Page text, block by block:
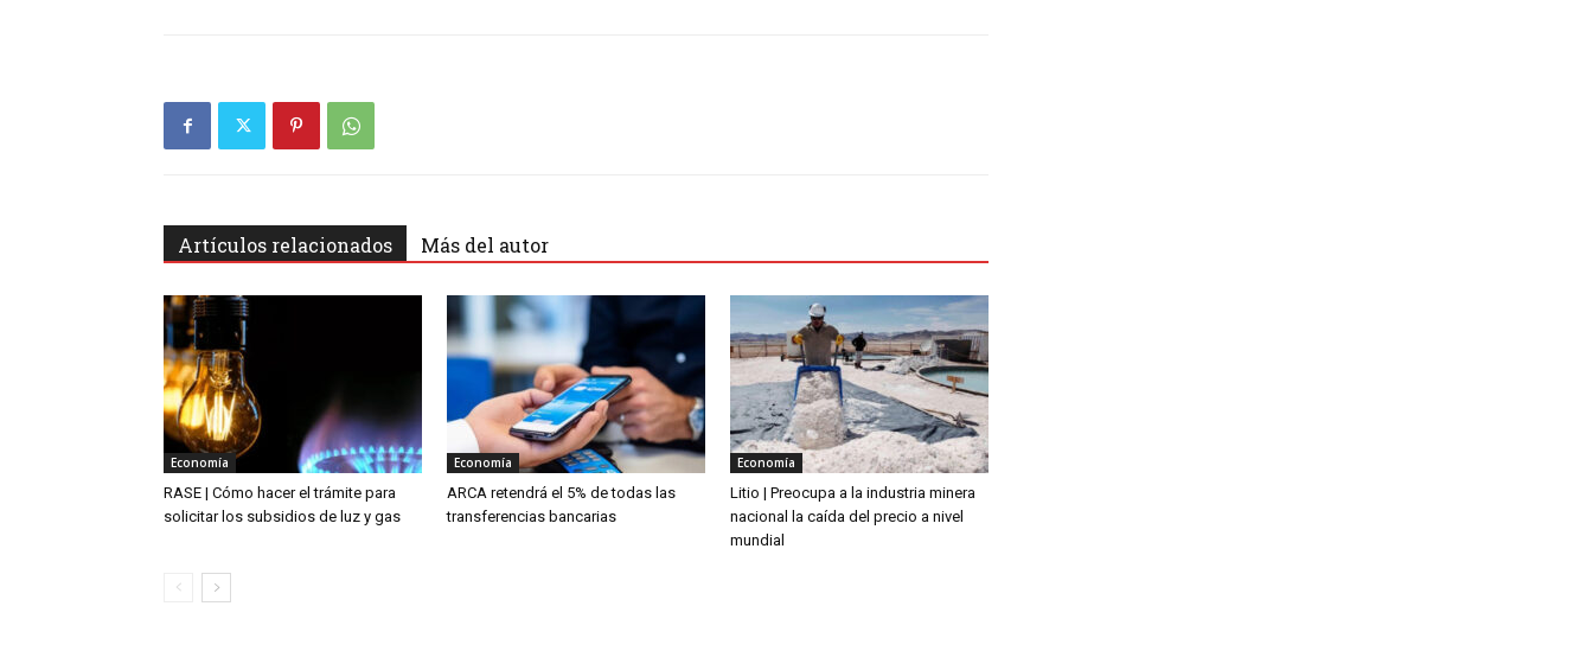
Artículos relacionados Más del autor
Economía
RASE | Cómo hacer el trámite para
solicitar los subsidios de luz y gas
Economía
ARCA retendrá el 5% de todas las
transferencias bancarias
Economía
Litio | Preocupa a la industria minera
nacional la caída del precio a nivel
mundial